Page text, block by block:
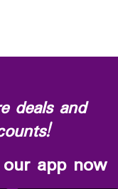
deals and
app now